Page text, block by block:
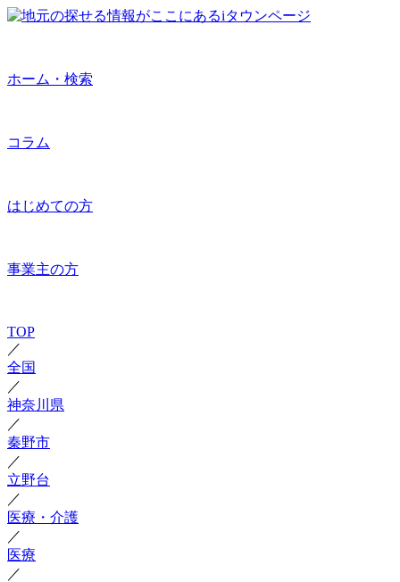
ホーム・検索
コラム
はじめての方
事業主の方
TOP
／
全国
／
神奈川県
／
秦野市
／
立野台
／
医療・介護
／
医療
／